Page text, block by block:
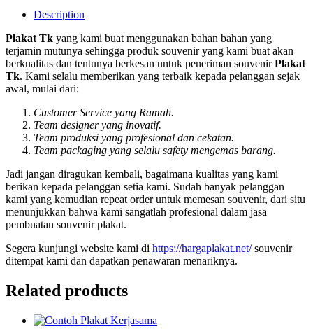
Description
Plakat Tk yang kami buat menggunakan bahan bahan yang
terjamin mutunya sehingga produk souvenir yang kami buat akan
berkualitas dan tentunya berkesan untuk peneriman souvenirPlakat
Tk. Kami selalu memberikan yang terbaik kepada pelanggan sejak
awal, mulai dari:
Customer Service yang Ramah.
Team designer yang inovatif.
Team produksi yang profesional dan cekatan.
Team packaging yang selalu safety mengemas barang.
Jadi jangan diragukan kembali, bagaimana kualitas yang kami
berikan kepada pelanggan setia kami. Sudah banyak pelanggan
kami yang kemudian repeat order untuk memesan souvenir, dari situ
menunjukkan bahwa kami sangatlah profesional dalam jasa
pembuatan souvenir plakat.
Segera kunjungi website kami di https://hargaplakat.net/souvenir
ditempat kami dan dapatkan penawaran menariknya.
Related products